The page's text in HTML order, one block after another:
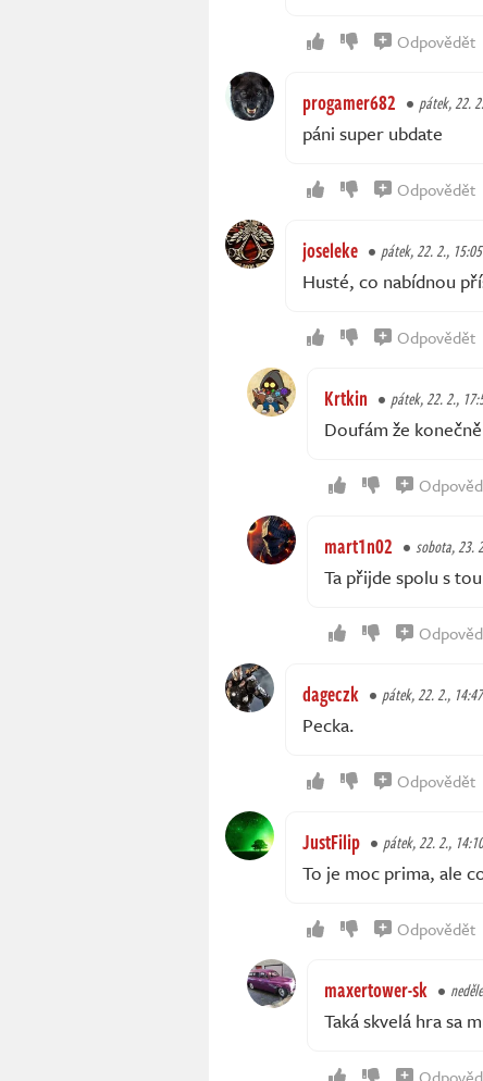
Odpovědět
progamer682 pátek, 22.
páni super ubdate
Odpovědět
joseleke pátek, 22. 2., 15:05
Husté, co nabídnou
Odpovědět
Krtkin pátek, 22. 2.,
Doufám že
mart1n02 sobota, 23.
Ta přijde spolu s
dageczk pátek, 22. 2., 14:47
Pecka.
Odpovědět
JustFilip pátek, 22. 2., 14:10
To je moc prima, ale
Odpovědět
maxertower-sk
Taká skvelá hra sa